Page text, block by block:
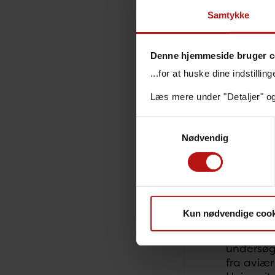
Samtykke
Denne hjemmeside bruger
...for at huske dine
Læs mere under "Detaljer"
Nødvendig
Kun nødvendige
Museum
Den
vektor-
WNV
fugle.
virus i
kliniske
Passiv
fra aviær